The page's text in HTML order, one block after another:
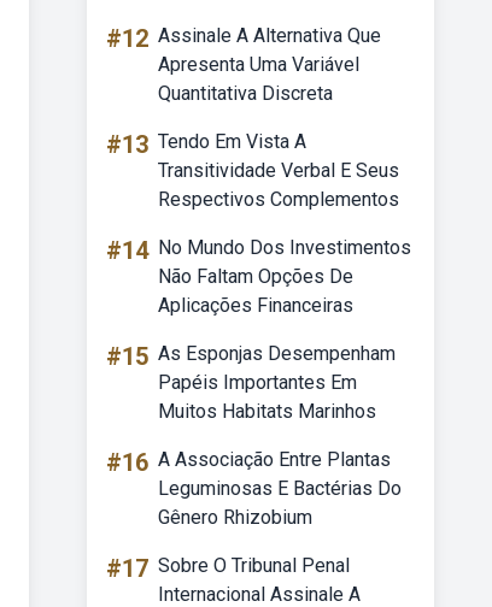
#12 Assinale A Alternativa Que
Apresenta Uma Variável
Quantitativa Discreta
#13 Tendo Em Vista A
Transitividade Verbal E Seus
Respectivos Complementos
#14 No Mundo Dos Investimentos
Não Faltam Opções De
Aplicações Financeiras
#15 As Esponjas Desempenham
Papéis Importantes Em
Muitos Habitats Marinhos
#16 A Associação Entre Plantas
Leguminosas E Bactérias Do
Gênero Rhizobium
#17 Sobre O Tribunal Penal
Internacional Assinale A